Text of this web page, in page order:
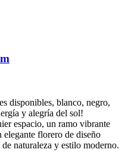
disponibles, blanco, negro,
y alegría del sol!
espacio, un ramo vibrante
elegante florero de diseño
naturaleza y estilo moderno.